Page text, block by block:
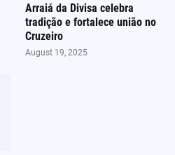
Arraiá da Divisa celebra
tradição e fortalece união no
Cruzeiro
August 19, 2025